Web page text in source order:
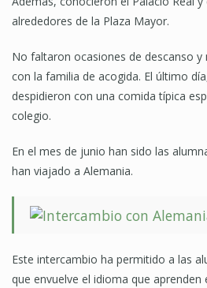
alrededores de la Plaza Mayor.
No faltaron ocasiones de descanso
con la familia de acogida. El último
despidieron con una comida típica
colegio.
En el mes de junio han sido las
han viajado a Alemania.
Este intercambio ha permitido a las
que envuelve el idioma que aprenden